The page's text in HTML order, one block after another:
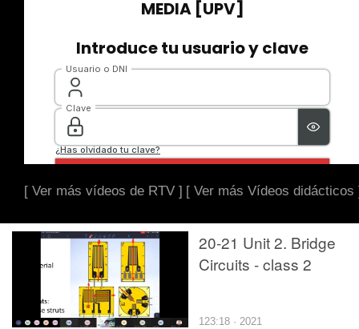
[ Ver más vídeos de RTV ] [ Ver más Vídeos didácticos
20-21 Unit 2. Bridge
Circuits - class 2
123:18 · 2021